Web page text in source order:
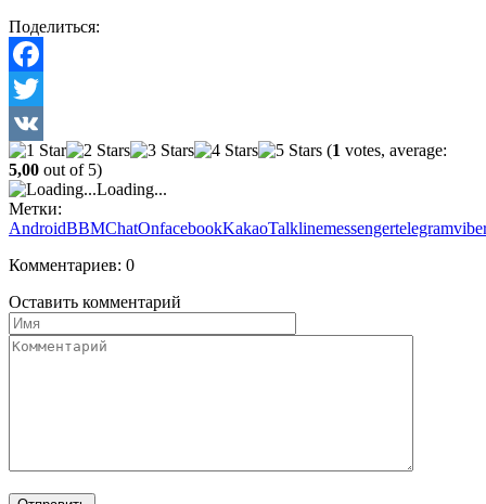
Поделиться:
Facebook
Twitter
VK
(1 votes, average:
5,00 out of 5)
Loading...
Метки:
AndroidBBMChatOnfacebookKakaoTalklinemessengertelegram
Комментариев: 0
Оставить комментарий